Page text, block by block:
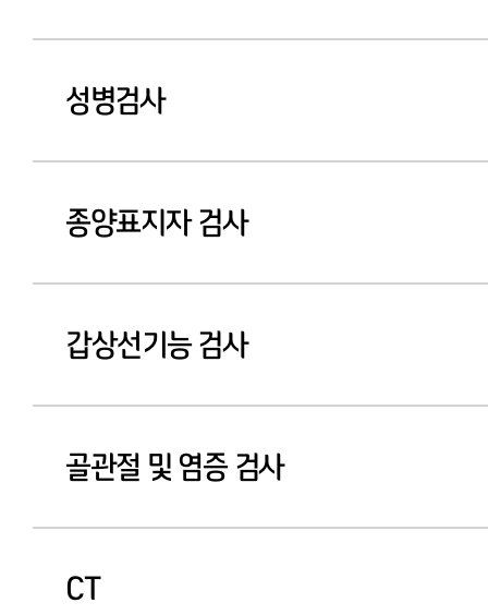
성병검사
종양표지자 검사
갑상선기능 검사
골관절 및 염증 검사
CT